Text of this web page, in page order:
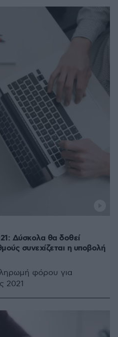
Δύσκολα θα δοθεί
συνεχίζεται η υποβολή
φόρου για
2021